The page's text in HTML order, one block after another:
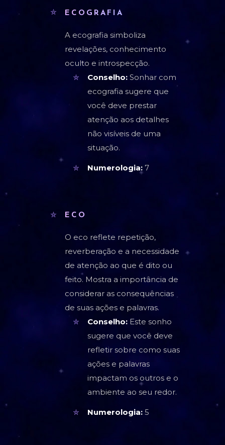
ECOGRAFIA
A ecografia simboliza
revelações, conhecimento
oculto e introspecção.
Conselho: Sonhar com
ecografia sugere que
você deve prestar
atenção aos detalhes
não visíveis de uma
situação.
Numerologia: 7
ECO
O eco reflete repetição,
reverberação e a necessidade
de atenção ao que é dito ou
feito. Mostra a importância de
considerar as consequências
de suas ações e palavras.
Conselho: Este sonho
sugere que você deve
refletir sobre como suas
ações e palavras
impactam os outros e o
ambiente ao seu redor.
Numerologia: 5